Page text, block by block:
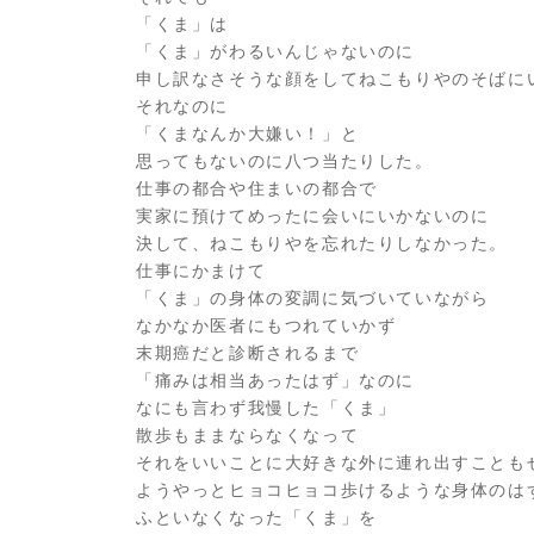
「くま」は
「くま」がわるいんじゃないのに
申し訳なさそうな顔をしてねこもりやのそばに
それなのに
「くまなんか大嫌い！」と
思ってもないのに八つ当たりした。
仕事の都合や住まいの都合で
実家に預けてめったに会いにいかないのに
決して、ねこもりやを忘れたりしなかった。
仕事にかまけて
「くま」の身体の変調に気づいていながら
なかなか医者にもつれていかず
末期癌だと診断されるまで
「痛みは相当あったはず」なのに
なにも言わず我慢した「くま」
散歩もままならなくなって
それをいいことに大好きな外に連れ出すことも
ようやっとヒョコヒョコ歩けるような身体のは
ふといなくなった「くま」を